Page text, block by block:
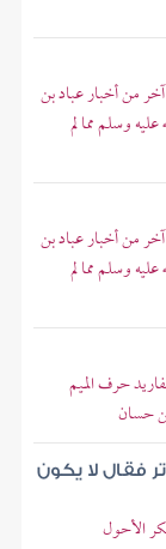
من أخبار عباد بن
وسلم مما لم
من أخبار عباد بن
وسلم مما لم
حرف الميم
حسان
فقال لا يكون
الأحول